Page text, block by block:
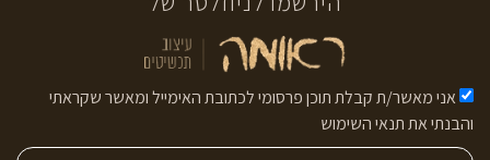
אני מאשר/ת קבלת תוכן פרסומי לכתובת האימייל ומאשר שקראתי
והבנתי את תנאי השימוש